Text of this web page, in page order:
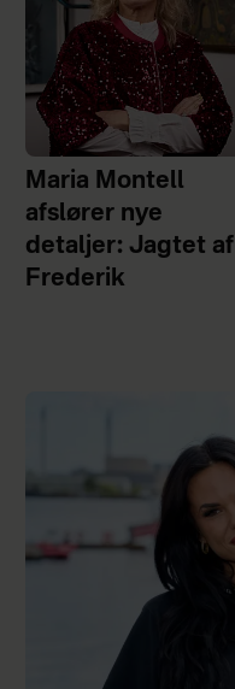
Maria Montell
afslører nye
detaljer: Jagtet af
Frederik